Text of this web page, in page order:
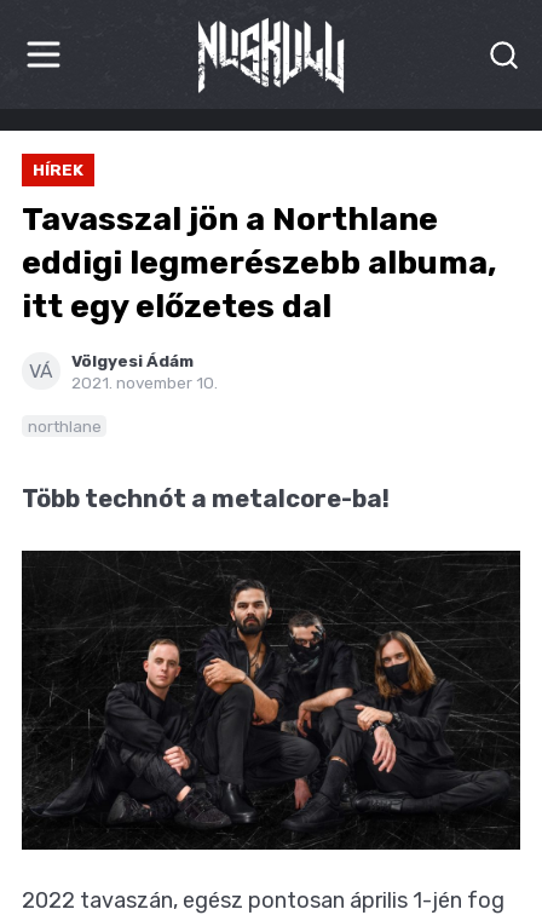
HÍREK
KRITIKÁK
BESZÁMOLÓK
INTERJÚK
PREMIEREK
HÍREK
Tavasszal jön a Northlane
eddigi legmerészebb albuma,
itt egy előzetes dal
VÁ
Völgyesi Ádám
2021. november 10.
northlane
Több technót a metalcore-ba!
2022 tavaszán, egész pontosan április 1-jén fog